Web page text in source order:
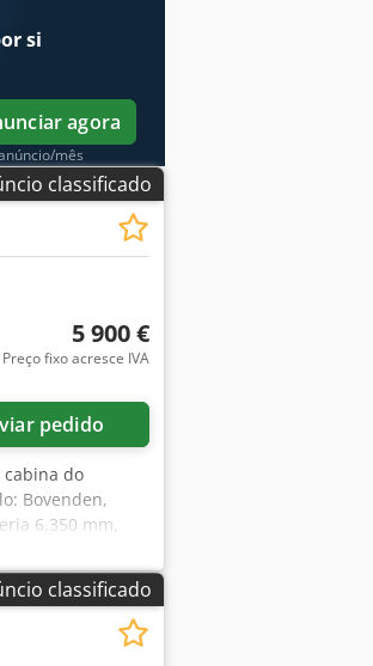
214 por
alterações,
si
agora
mês
classificado
5 900 €
Preço fixo acresce IVA
pedido
cabina do
Bovenden,
6.350 mm,
DIN e
sujeito a
classificado